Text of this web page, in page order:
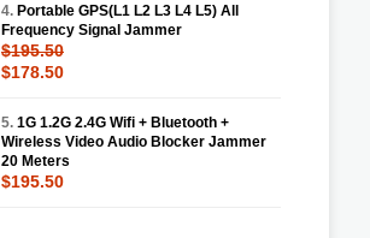
4. Portable GPS(L1 L2 L3 L4 L5) All
Frequency Signal Jammer
$195.50
$178.50
5. 1G 1.2G 2.4G Wifi + Bluetooth +
Wireless Video Audio Blocker Jammer
20 Meters
$195.50